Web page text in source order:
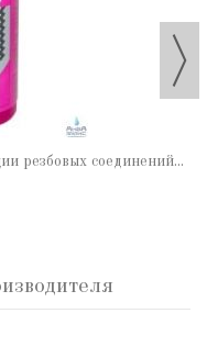
резбовых соединений...